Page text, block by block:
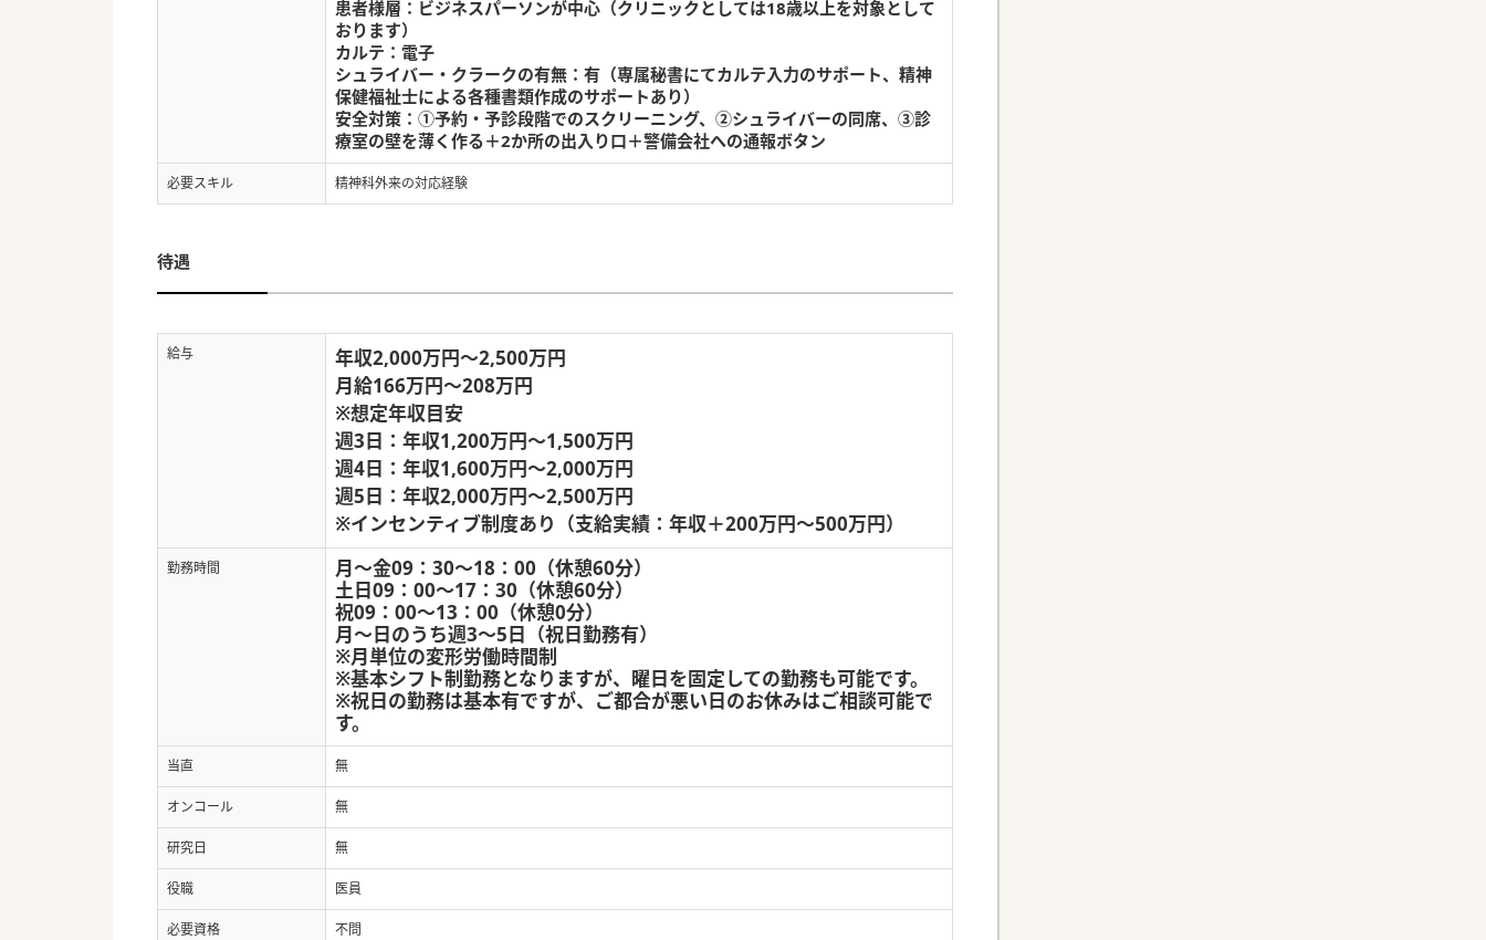
患者様層：ビジネスパーソンが中心（クリニックとしては18歳以上を対象として
おります）
カルテ：電子
シュライバー・クラークの有無：有（専属秘書にてカルテ入力のサポート、精神
保健福祉士による各種書類作成のサポートあり）
安全対策：①予約・予診段階でのスクリーニング、②シュライバーの同席、③診
療室の壁を薄く作る＋2か所の出入り口＋警備会社への通報ボタン
必要スキル 精神科外来の対応経験
待遇
給与
年収2,000万円～2,500万円
月給166万円～208万円
※想定年収目安
週3日：年収1,200万円～1,500万円
週4日：年収1,600万円～2,000万円
週5日：年収2,000万円～2,500万円
※インセンティブ制度あり（支給実績：年収＋200万円～500万円）
勤務時間
月～金09：30～18：00（休憩60分）
土日09：00～17：30（休憩60分）
祝09：00～13：00（休憩0分）
月～日のうち週3～5日（祝日勤務有）
※月単位の変形労働時間制
※基本シフト制勤務となりますが、曜日を固定しての勤務も可能です。
※祝日の勤務は基本有ですが、ご都合が悪い日のお休みはご相談可能で
す。
当直 無
オンコール 無
研究日 無
役職 医員
必要資格 不問